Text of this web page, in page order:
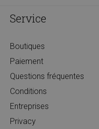
Service
Boutiques
Paiement
Questions fréquentes
Conditions
Entreprises
Privacy